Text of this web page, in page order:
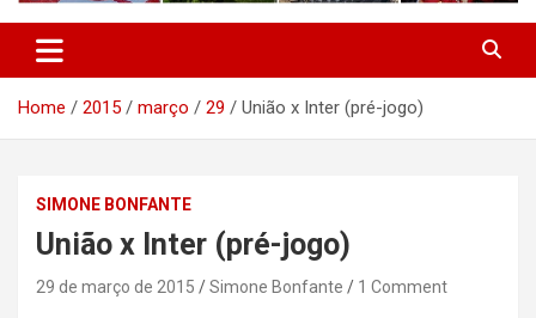
Home 2015 março 29 União x Inter (pré-jogo)
SIMONE BONFANTE
União x Inter (pré-jogo)
29 de março de 2015 Simone Bonfante 1 Comment